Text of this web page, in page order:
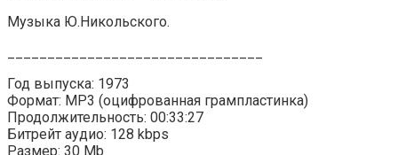
Музыка Ю.Никольского.
Год выпуска: 1973
Формат: MP3 (оцифрованная грампластинка)
Продолжительность: 00:33:27
Битрейт аудио: 128 kbps
Размер: 30 Mb